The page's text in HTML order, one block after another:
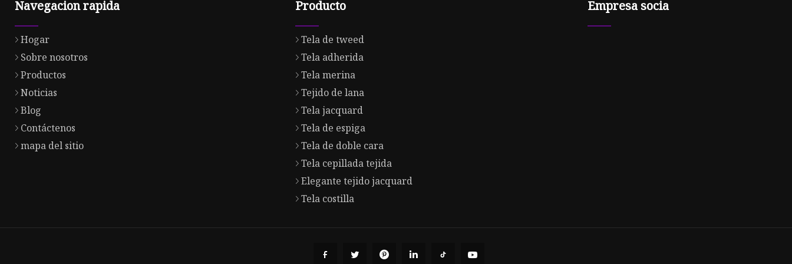
Navegacion rapida
Hogar
Sobre nosotros
Productos
Noticias
Blog
Contáctenos
mapa del sitio
Producto
Tela de tweed
Tela adherida
Tela merina
Tejido de lana
Tela jacquard
Tela de espiga
Tela de doble cara
Tela cepillada tejida
Elegante tejido jacquard
Tela costilla
Empresa socia